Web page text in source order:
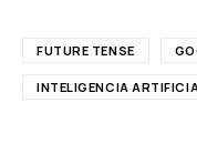
FUTURE TENSE
INTELIGENCIA